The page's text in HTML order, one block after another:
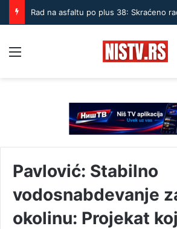
Pavlović: Stabilno
vodosnabdevanje
okolinu: Projekat